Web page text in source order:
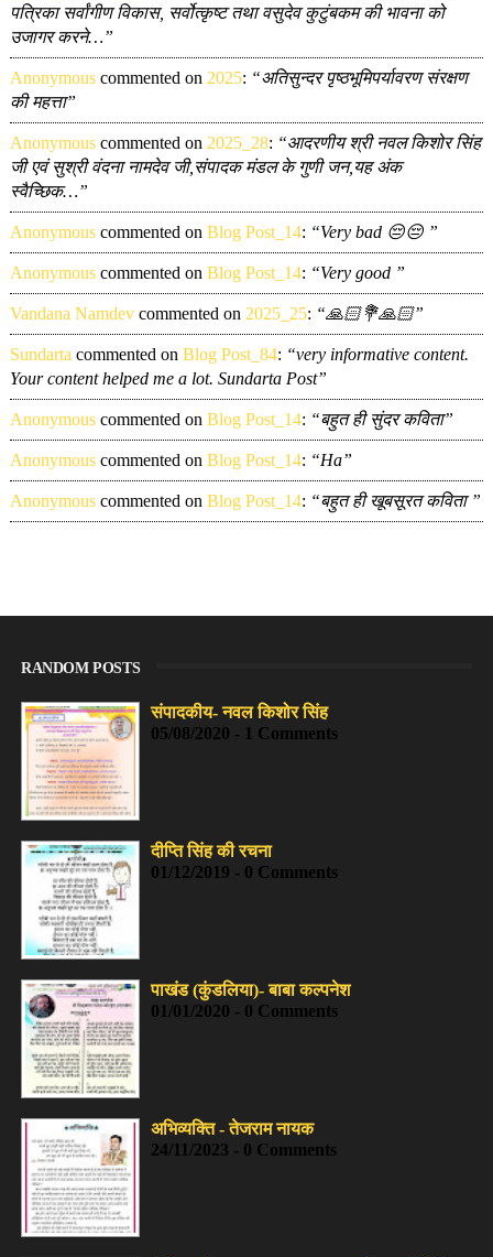
पत्रिका सर्वांगीण विकास, सर्वोत्कृष्ट तथा वसुदेव कुटुंबकम की भावना को
उजागर करने…”
Anonymouscommented on 2025: “अतिसुन्दर पृष्ठभूमिपर्यावरण संरक्षण
की महत्ता”
Anonymouscommented on 2025_28: “आदरणीय श्री नवल किशोर सिंह
जी एवं सुश्री वंदना नामदेव जी,संपादक मंडल के गुणी जन,यह अंक
स्वैच्छिक…”
Anonymouscommented on Blog Post_14: “Very bad 😔😔 ”
Anonymouscommented on Blog Post_14: “Very good ”
Vandana Namdevcommented on 2025_25: “🙏🏻💐🙏🏻”
Sundarta commented on Blog Post_84: “very informative content.
Your content helped me a lot. Sundarta Post”
Anonymouscommented on Blog Post_14: “बहुत ही सुंदर कविता”
Anonymouscommented on Blog Post_14: “Ha”
Anonymouscommented on Blog Post_14: “बहुत ही खूबसूरत कविता ”
RANDOM POSTS
संपादकीय- नवल किशोर सिंह
05/08/2020 - 1 Comments
दीप्ति सिंह की रचना
01/12/2019 - 0 Comments
पाखंड (कुंडलिया)- बाबा कल्पनेश
01/01/2020 - 0 Comments
अभिव्यक्ति - तेजराम नायक
24/11/2023 - 0 Comments